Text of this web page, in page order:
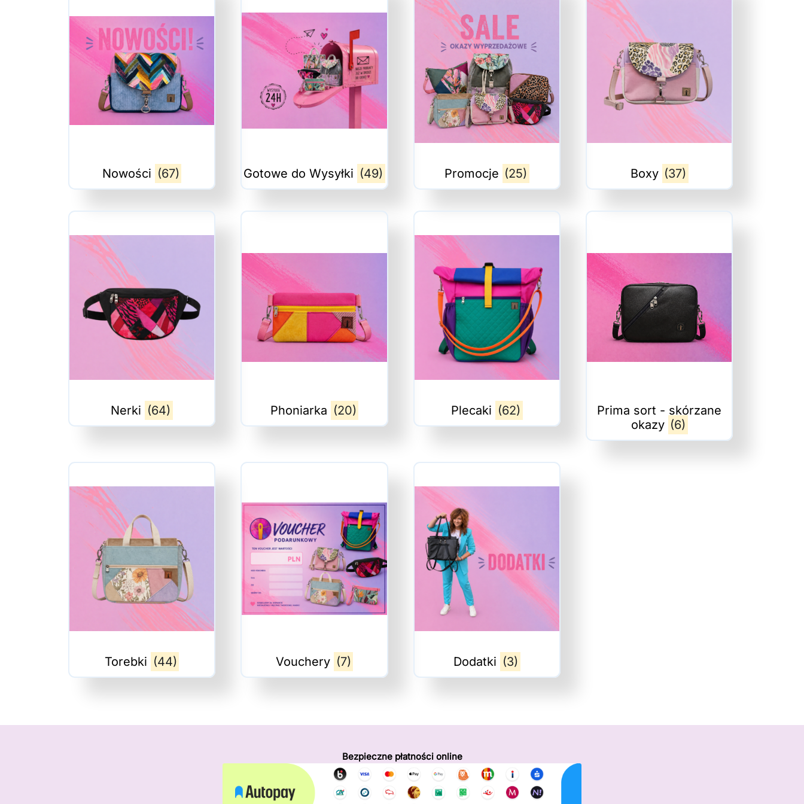
Nowości (67) Gotowe do Wysyłki (49) Promocje (25) Boxy (37)
Nerki (64) Phoniarka (20) Plecaki (62)
Prima sort - skórzane
okazy (6)
Torebki (44) Vouchery (7) Dodatki (3)
Bezpieczne płatności online